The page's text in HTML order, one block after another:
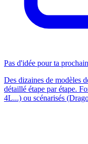
Pas d'idée pour ta
Des dizaines de modèles
détaillé étape par étape.
4L...) ou scénarisés